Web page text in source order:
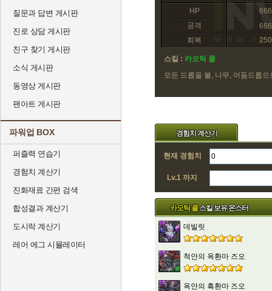
질문과 답변 게시판
진로 상담 게시판
친구 찾기 게시판
소식 게시판
동영상 게시판
팬아트 게시판
파워업 BOX
퍼즐력 연습기
경험치 계산기
진화재료 간편 검색
합성결과 계산기
도시락 계산기
레어 에그 시뮬레이터
HP
666
공격
666
회복
250
스킬 : 카오틱 콜
모든 드롭을 불, 나무, 어둠드롭으
경험치 계산기
현재 경험치
Lv.1 까지
카오틱 콜스킬 보유 몬스터
데빌릿
척안의 옥환마 즈오
옥안의 흑환마 즈오